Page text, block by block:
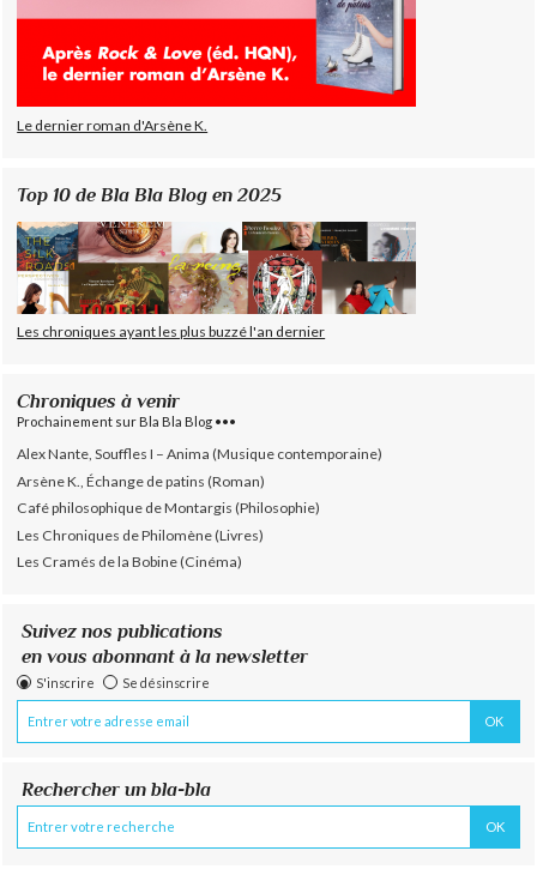
Le dernier roman d'Arsène K.
Top 10 de Bla Bla Blog en 2025
Les chroniques ayant les plus buzzé l'an dernier
Chroniques à venir
Prochainement sur Bla Bla Blog •••
Alex Nante, Souffles I – Anima (Musique contemporaine)
Arsène K., Échange de patins (Roman)
Café philosophique de Montargis (Philosophie)
Les Chroniques de Philomène (Livres)
Les Cramés de la Bobine (Cinéma)
Suivez nos publications
en vous abonnant à la newsletter
S'inscrire Se désinscrire
Rechercher un bla-bla